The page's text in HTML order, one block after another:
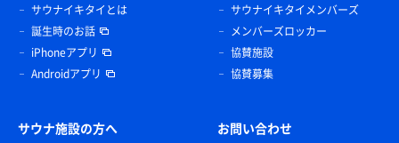
サウナイキタイとは
誕生時のお話
iPhoneアプリ
Androidアプリ
サウナイキタイメンバーズ
メンバーズロッカー
協賛施設
協賛募集
サウナ施設の方へ お問い合わせ